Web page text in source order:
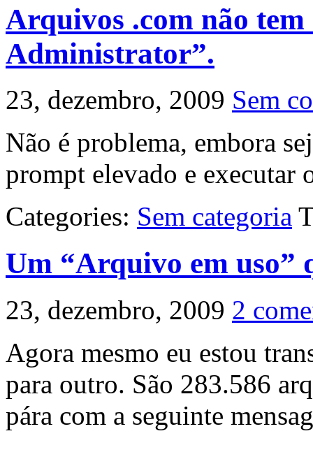
Arquivos .com não tem
Administrator”.
23, dezembro, 2009 Sem
Não é problema, embora
prompt elevado e executar
Categories: Sem categoria
Um “Arquivo em uso”
23, dezembro, 2009 2
Agora mesmo eu estou
para outro. São 283.586
pára com a seguinte